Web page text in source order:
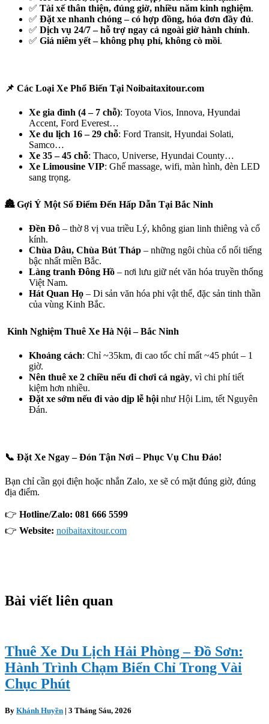
✅ Tài xế thân thiện, đúng giờ, nhiều năm kinh nghiệm.
✅ Đặt xe nhanh chóng – có hợp đồng, hóa đơn đầy đủ.
✅ Dịch vụ 24/7 – hỗ trợ ngay cả ngoài giờ hành chính.
✅ Giá niêm yết – không phụ phí, không cò mồi.
📌 Các Loại Xe Phổ Biến Tại Noibaitaxitour.com
Xe gia đình (4 – 7 chỗ): Toyota Vios, Innova, Hyundai
Accent, Ford Everest…
Xe du lịch 16 – 29 chỗ: Ford Transit, Hyundai Solati,
Samco…
Xe 35 – 45 chỗ: Thaco, Universe, Hyundai County…
Xe Limousine VIP: Ghế massage, wifi, màn hình, đèn LED
sang trọng.
🏯 Gợi Ý Một Số Điểm Đến Hấp Dẫn Tại Bắc Ninh
Đền Đô – thờ 8 vị vua triều Lý, không gian linh thiêng và cổ
kính.
Chùa Dâu, Chùa Bút Tháp – những ngôi chùa cổ nổi tiếng
bậc nhất miền Bắc.
Làng tranh Đông Hồ – nơi lưu giữ nét văn hóa truyền thống
Việt Nam.
Hát Quan Họ – Di sản văn hóa phi vật thể, đặc sản tinh thần
của vùng Kinh Bắc.
Kinh Nghiệm Thuê Xe Hà Nội – Bắc Ninh
Khoảng cách: Chỉ ~35km, đi cao tốc chỉ mất ~45 phút – 1
giờ.
Nên thuê xe 2 chiều nếu đi chơi cả ngày, vì chi phí tiết
kiệm hơn nhiều.
Đặt xe sớm nếu đi vào dịp lễ hội như Hội Lim, tết Nguyên
Đán.
📞 Đặt Xe Ngay – Đón Tận Nơi – Phục Vụ Chu Đáo!
Bạn chỉ cần gọi điện hoặc nhắn Zalo, xe sẽ có mặt đúng giờ, đúng
địa điểm.
👉 Hotline/Zalo: 081 666 5599
👉 Website: noibaitaxitour.com
Bài viết liên quan
Thuê Xe Du Lịch Hải Phòng – Đồ Sơn:
Hành Trình Chạm Biển Chỉ Trong Vài
Chục Phút
By Khánh Huyền | 3 Tháng Sáu, 2026